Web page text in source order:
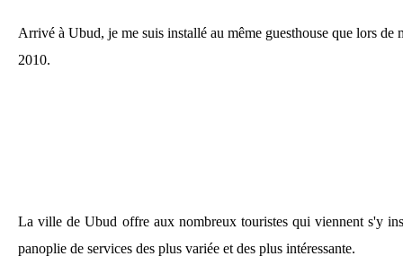
Arrivé à Ubud, je me suis installé au même guesthouse que lors de
2010.
La ville de Ubud offre aux nombreux touristes qui viennent s'y
panoplie de services des plus variée et des plus intéressante.